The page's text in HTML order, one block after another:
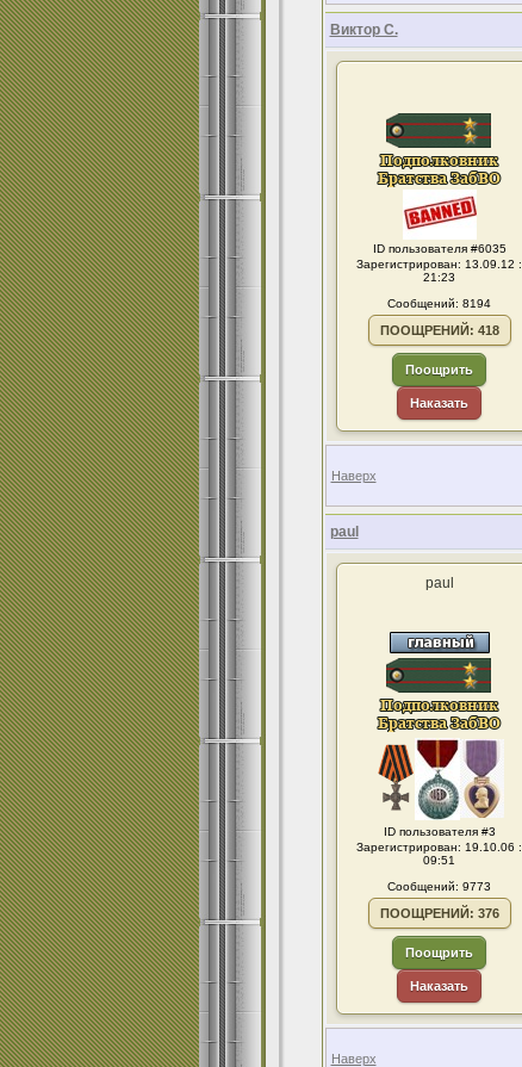
Виктор С.
ID пользователя #6035
Зарегистрирован: 13.09.12 :
21:23
Сообщений: 8194
ПООЩРЕНИЙ: 418
Поощрить
Наказать
Наверх
paul
paul
ID пользователя #3
Зарегистрирован: 19.10.06 :
09:51
Сообщений: 9773
ПООЩРЕНИЙ: 376
Поощрить
Наказать
Наверх